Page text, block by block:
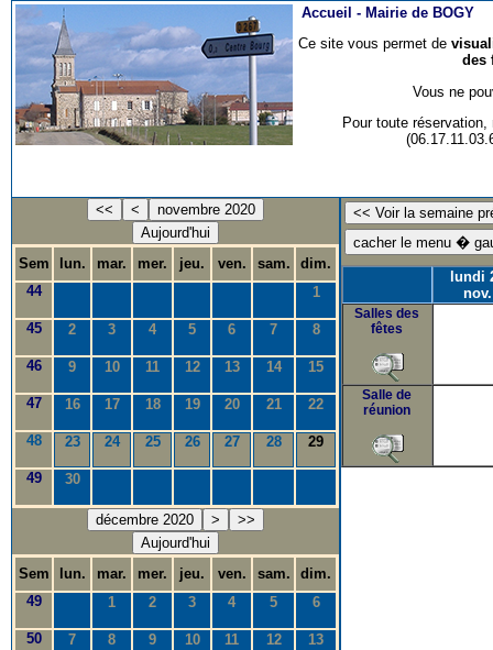
Accueil - Mairie de BOGY
Ce site vous permet de
des
Vous ne
Pour toute
<< <
novembre 2020
Aujourd'hui
Sem
lun. mar. mer. jeu. ven. sam.
dim.
44
1
45 2 3 4 5 6 7 8
46 9 10 11 12 13 14 15
47 16 17 18 19 20 21 22
48 23 24 25 26 27 28 29
49 30
décembre 2020 >
>>
Aujourd'hui
Sem
lun. mar. mer. jeu. ven. sam.
dim.
49
1 2 3 4 5 6
50 7 8 9 10 11 12 13
lundi
nov.
Salles des
fêtes
Salle de
réunion